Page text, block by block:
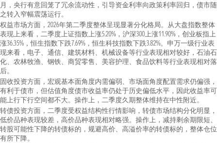
月，央行有意回笼了冗余流动性，引导资金利率向政策利率回归，债市随
之转入窄幅震荡运行。
权益市场方面，2026年第二季度整体呈现显著分化格局。从大盘指数整体
表现上来看，二季度上证指数上涨5.20%，沪深300上涨11.90%，创业板指上
涨36.35%，恒生指数下跌7.69%，恒生科技指数下跌3.82%。申万一级行业表
现来看，电子、通信、建筑材料、机械设备等行业表现相对较好，石油石
化、农林牧渔、钢铁、商贸零售、美容护理、食品饮料等行业表现相对落
后。
固收投资方面，宏观基本面角度内需偏弱、市场面角度配置需求仍偏强，
有利于债市，但估值角度债市收益率仍处于历史偏低水平，因此收益率可
能上行下行空间都不大。操作上，二季度久期整体维持在中性附近。
转债投资方面，二季度受权益结构性行情影响，转债市场结构分化明显，
低价品种表现较差，高价品种表现相对略强。操作上，减持剩余期限短、
转股可能性下降的转债标的，规避高价、高溢价率的转债标的，整体仓位
有所下降。